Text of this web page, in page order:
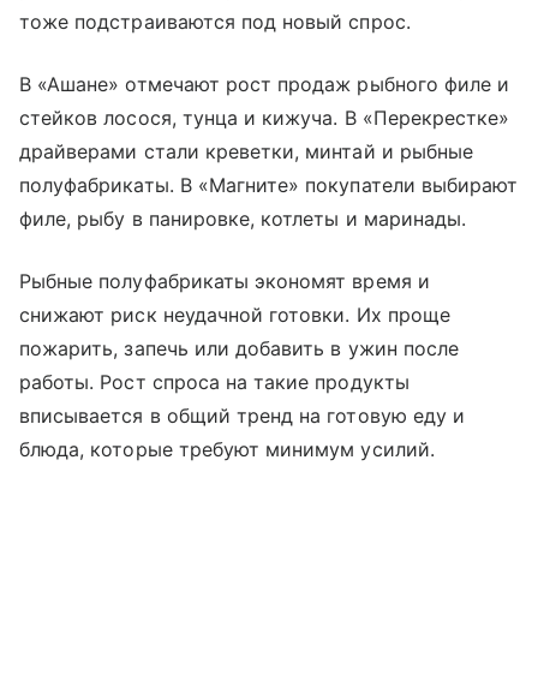
тоже подстраиваются под новый спрос.
В «Ашане» отмечают рост продаж рыбного филе и
стейков лосося, тунца и кижуча. В «Перекрестке»
драйверами стали креветки, минтай и рыбные
полуфабрикаты. В «Магните» покупатели выбирают
филе, рыбу в панировке, котлеты и маринады.
Рыбные полуфабрикаты экономят время и
снижают риск неудачной готовки. Их проще
пожарить, запечь или добавить в ужин после
работы. Рост спроса на такие продукты
вписывается в общий тренд на готовую еду и
блюда, которые требуют минимум усилий.